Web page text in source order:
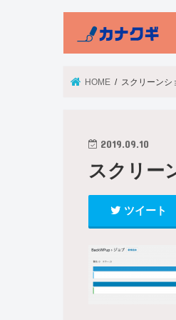
HOME スクリーン
2019.09.10
スクリー
ツイート